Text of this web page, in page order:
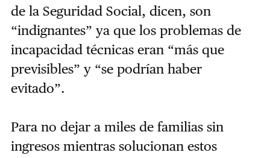
de la Seguridad Social, dicen, son
“indignantes” ya que los problemas de
incapacidad técnicas eran “más que
previsibles” y “se podrían haber
evitado”.
Para no dejar a miles de familias sin
ingresos mientras solucionan estos